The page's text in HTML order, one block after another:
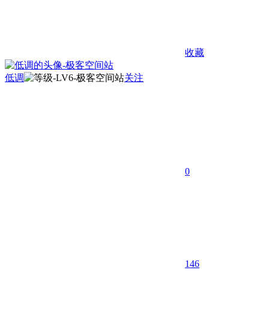
收藏
低调 关注
0
146